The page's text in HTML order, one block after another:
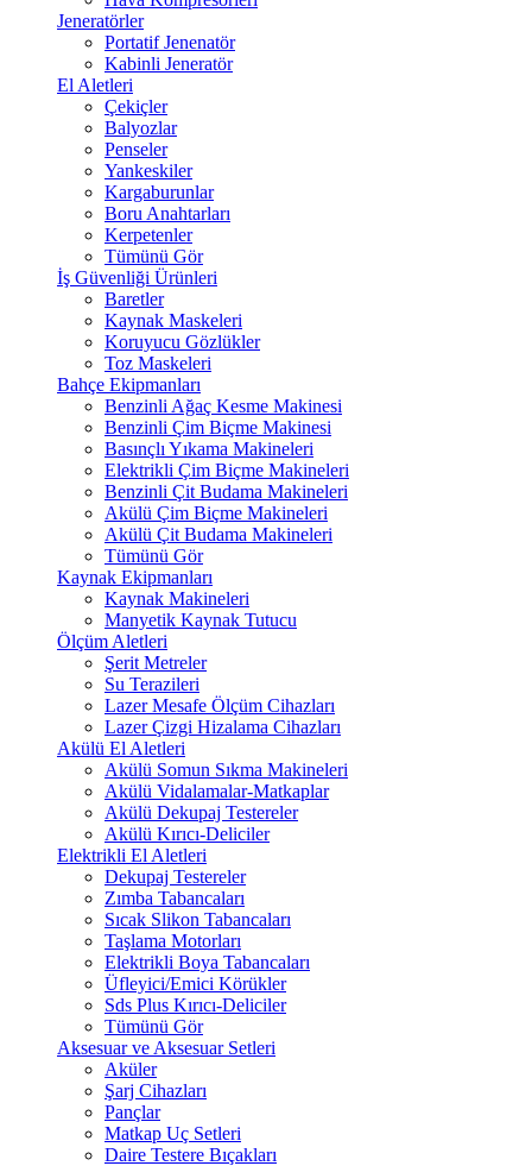
Jeneratörler
Portatif Jenenatör
Kabinli Jeneratör
El Aletleri
Çekiçler
Balyozlar
Penseler
Yankeskiler
Kargaburunlar
Boru Anahtarları
Kerpetenler
Tümünü Gör
İş Güvenliği Ürünleri
Baretler
Kaynak Maskeleri
Koruyucu Gözlükler
Toz Maskeleri
Bahçe Ekipmanları
Benzinli Ağaç Kesme Makinesi
Benzinli Çim Biçme Makinesi
Basınçlı Yıkama Makineleri
Elektrikli Çim Biçme Makineleri
Benzinli Çit Budama Makineleri
Akülü Çim Biçme Makineleri
Akülü Çit Budama Makineleri
Tümünü Gör
Kaynak Ekipmanları
Kaynak Makineleri
Manyetik Kaynak Tutucu
Ölçüm Aletleri
Şerit Metreler
Su Terazileri
Lazer Mesafe Ölçüm Cihazları
Lazer Çizgi Hizalama Cihazları
Akülü El Aletleri
Akülü Somun Sıkma Makineleri
Akülü Vidalamalar-Matkaplar
Akülü Dekupaj Testereler
Akülü Kırıcı-Deliciler
Elektrikli El Aletleri
Dekupaj Testereler
Zımba Tabancaları
Sıcak Slikon Tabancaları
Taşlama Motorları
Elektrikli Boya Tabancaları
Üfleyici/Emici Körükler
Sds Plus Kırıcı-Deliciler
Tümünü Gör
Aksesuar ve Aksesuar Setleri
Aküler
Şarj Cihazları
Pançlar
Matkap Uç Setleri
Daire Testere Bıçakları